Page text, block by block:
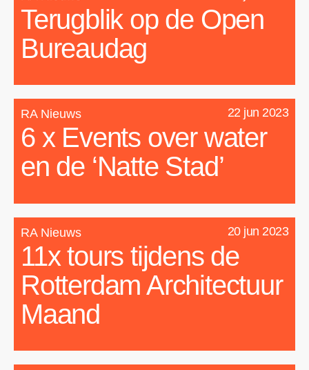
Terugblik op de Open
Bureaudag
RA Nieuws 22 jun 2023
6 x Events over water
en de ‘Natte Stad’
RA Nieuws 20 jun 2023
11x tours tijdens de
Rotterdam Architectuur
Maand